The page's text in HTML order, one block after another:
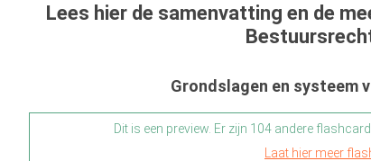
Lees hier de samenvatting en de
Grondslagen en systeem
Dit is een preview. Er zijn 104 andere
Laat hier meer